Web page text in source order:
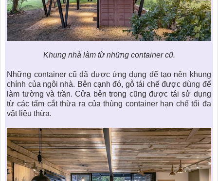
Khung nhà làm từ những container cũ.
Những container cũ đã được ứng dụng để tạo nên khung
chính của ngôi nhà. Bên cạnh đó, gỗ tái chế được dùng để
làm tường và trần. Cửa bên trong cũng được tái sử dụng
từ các tấm cắt thừa ra của thùng container hạn chế tối đa
vật liệu thừa.